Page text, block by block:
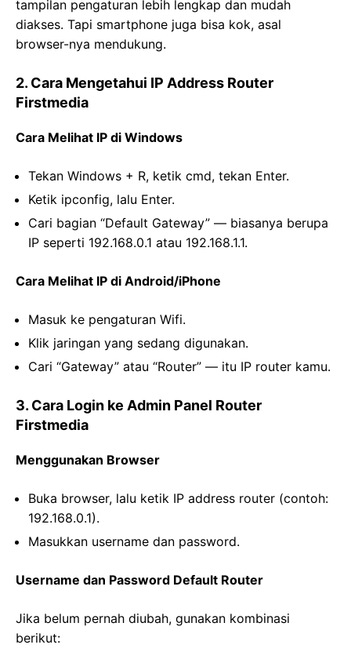
tampilan pengaturan lebih lengkap dan mudah
diakses. Tapi smartphone juga bisa kok, asal
browser-nya mendukung.
2. Cara Mengetahui IP Address Router
Firstmedia
Cara Melihat IP di Windows
Tekan Windows + R, ketik cmd, tekan Enter.
Ketik ipconfig, lalu Enter.
Cari bagian “Default Gateway” — biasanya berupa
IP seperti 192.168.0.1 atau 192.168.1.1.
Cara Melihat IP di Android/iPhone
Masuk ke pengaturan Wifi.
Klik jaringan yang sedang digunakan.
Cari “Gateway” atau “Router” — itu IP router kamu.
3. Cara Login ke Admin Panel Router
Firstmedia
Menggunakan Browser
Buka browser, lalu ketik IP address router (contoh:
192.168.0.1).
Masukkan username dan password.
Username dan Password Default Router
Jika belum pernah diubah, gunakan kombinasi
berikut: